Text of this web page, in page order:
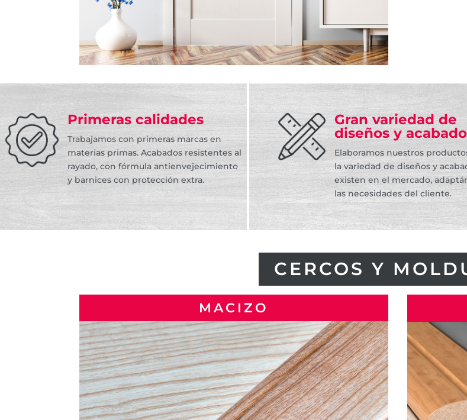
Primeras calidades
Trabajamos con primeras marcas en
materias primas. Acabados resistentes al
rayado, con fórmula antienvejecimiento
y barnices con protección extra.
Gran variedad de
diseños y
Elaboramos nuestros
la variedad de diseños y
existen en el mercado,
las necesidades del cliente.
CERCOS Y
MACIZO